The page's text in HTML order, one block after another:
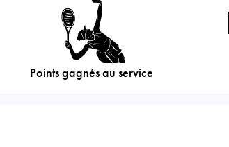
Points gagnés au service